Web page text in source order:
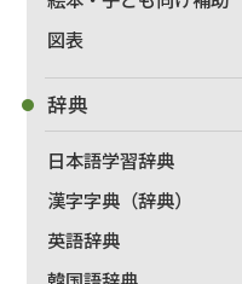
著者名で絞り込む
図表
辞典
日本語学習辞典
漢字字典（辞典）
英語辞典